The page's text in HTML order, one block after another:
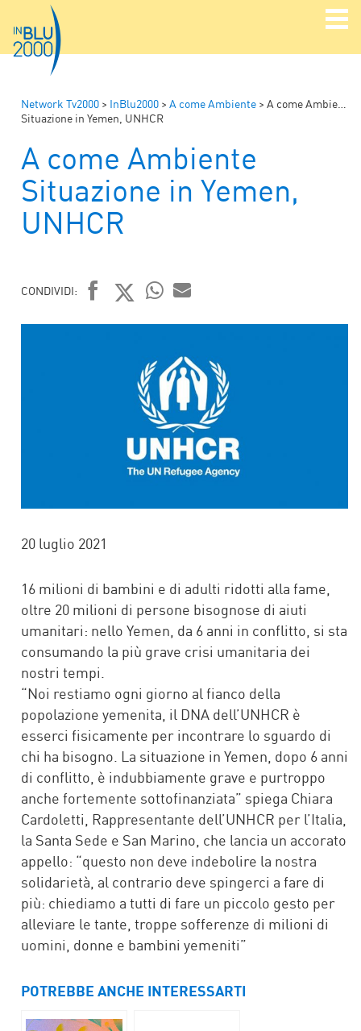
Network Tv2000 > InBlu2000 > A come Ambiente > A come Ambiente
Situazione in Yemen, UNHCR
A come Ambiente
Situazione in Yemen,
UNHCR
CONDIVIDI:
FACEBOOK
TWITTER
WHATSAPP
MAIL
20 luglio 2021
16 milioni di bambini e di adulti ridotti alla fame,
oltre 20 milioni di persone bisognose di aiuti
umanitari: nello Yemen, da 6 anni in conflitto, si sta
consumando la più grave crisi umanitaria dei
nostri tempi.
“Noi restiamo ogni giorno al fianco della
popolazione yemenita, il DNA dell’UNHCR è
esserci fisicamente per incontrare lo sguardo di
chi ha bisogno. La situazione in Yemen, dopo 6 anni
di conflitto, è indubbiamente grave e purtroppo
anche fortemente sottofinanziata” spiega Chiara
Cardoletti, Rappresentante dell’UNHCR per l’Italia,
la Santa Sede e San Marino, che lancia un accorato
appello: “questo non deve indebolire la nostra
solidarietà, al contrario deve spingerci a fare di
più: chiediamo a tutti di fare un piccolo gesto per
alleviare le tante, troppe sofferenze di milioni di
uomini, donne e bambini yemeniti”
POTREBBE ANCHE INTERESSARTI